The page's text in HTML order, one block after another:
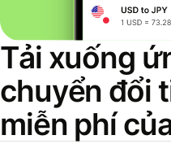
Tải xuống
chuyển đổi
miễn phí